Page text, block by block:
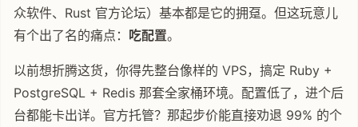
众软件、Rust 官方论坛）基本都是它的拥趸。但这玩意儿
有个出了名的痛点： 吃配置。
以前想折腾这货，你得先整台像样的 VPS，搞定 Ruby +
PostgreSQL + Redis 那套全家桶环境。配置低了，进个后
台都能卡出详。官方托管？那起步价能直接劝退 99% 的个